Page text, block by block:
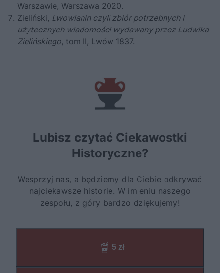
Warszawie, Warszawa 2020.
Zieliński, Lwowianin czyli zbiór potrzebnych i
użytecznych wiadomości wydawany przez Ludwika
Zielińskiego, tom II, Lwów 1837.